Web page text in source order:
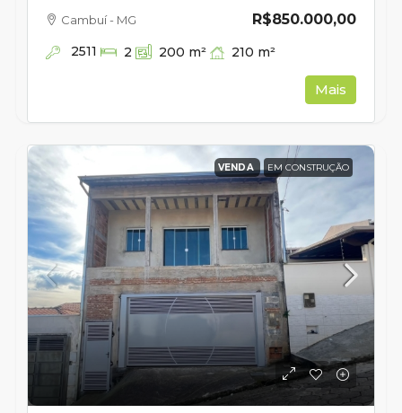
R$850.000,00
Cambuí - MG
2511 2 200 m² 210 m²
Mais
VENDA EM CONSTRUÇÃO